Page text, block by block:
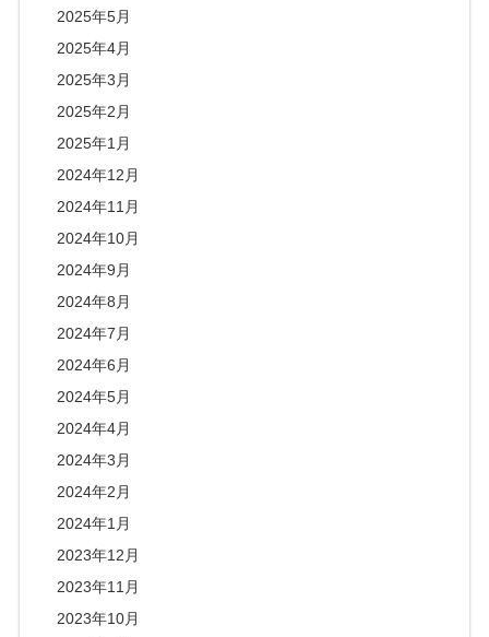
2025年5月
2025年4月
2025年3月
2025年2月
2025年1月
2024年12月
2024年11月
2024年10月
2024年9月
2024年8月
2024年7月
2024年6月
2024年5月
2024年4月
2024年3月
2024年2月
2024年1月
2023年12月
2023年11月
2023年10月